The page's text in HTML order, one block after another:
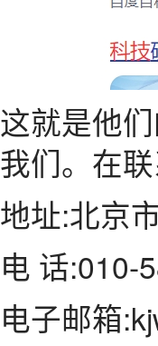
这就是他
我们。在
地址:北京
电 话:010-
电子邮箱